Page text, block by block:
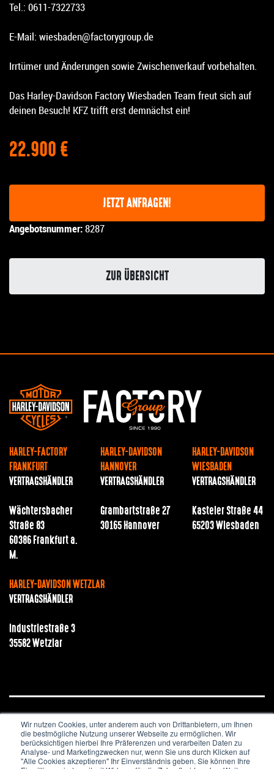
Wir nutzen Cookies, unter anderem auch von Drittanbietern, um Ihnen
die bestmögliche Nutzung unserer Webseite zu ermöglichen. Wir
berücksichtigen hierbei Ihre Präferenzen und verarbeiten Daten zu
Analyse- und Marketingzwecken nur, wenn Sie uns durch Klicken auf
"Alle Cookies akzeptieren" Ihr Einverständnis geben. Sie können Ihre
Tel.: 0611-7322733
E-Mail: wiesbaden@factorygroup.de
Irrtümer und Änderungen sowie Zwischenverkauf vorbehalten.
Das Harley-Davidson Factory Wiesbaden Team freut sich auf
deinen Besuch! KFZ trifft erst demnächst ein!
22.900 €
JETZT ANFRAGEN!
Angebotsnummer:8287
ZUR ÜBERSICHT
HARLEY-FACTORY
FRANKFURT
VERTRAGSHÄNDLER
Wächtersbacher
Straße 83
60386 Frankfurt a.
M.
HARLEY-DAVIDSON
HANNOVER
VERTRAGSHÄNDLER
Grambartstraße 27
30165 Hannover
HARLEY-DAVIDSON
WIESBADEN
VERTRAGSHÄNDLER
Kasteler Straße 44
65203 Wiesbaden
HARLEY-DAVIDSON WETZLAR
VERTRAGSHÄNDLER
Industriestraße 3
35582 Wetzlar
JOBS & KARRIERE NEWSLETTER
IMPRESSUM
DATENSCHUTZ
Copyright © 2020. All Rights Reserved.